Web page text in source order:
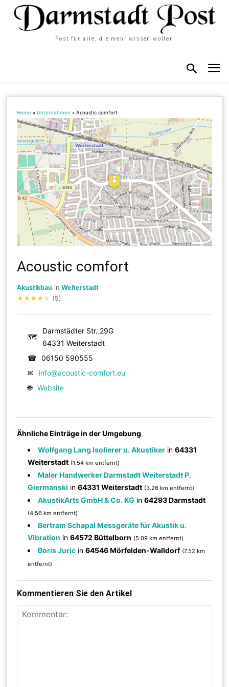
Post für alle, die mehr wissen wollen
Home »Unternehmen »Acoustic comfort
Acoustic comfort
Akustikbau inWeiterstadt
★★★★ ☆ (5)
🗺
Darmstädter Str. 29G
64331 Weiterstadt
☎
06150 590555
✉
info@acoustic-comfort.eu
🌐 Website
Ähnliche Einträge in der Umgebung
Wolfgang Lang Isolierer u. Akustiker in64331
Weiterstadt (1.54 km entfernt)
Maler Handwerker Darmstadt Weiterstadt P.
Giermanski in64331 Weiterstadt (3.26 km entfernt)
AkustikArts GmbH & Co. KG in64293 Darmstadt
(4.56 km entfernt)
Bertram Schapal Messgeräte für Akustik u.
Vibration in64572 Büttelborn (5.09 km entfernt)
Boris Juric in64546 Mörfelden-Walldorf (7.52 km
entfernt)
Kommentieren Sie den Artikel